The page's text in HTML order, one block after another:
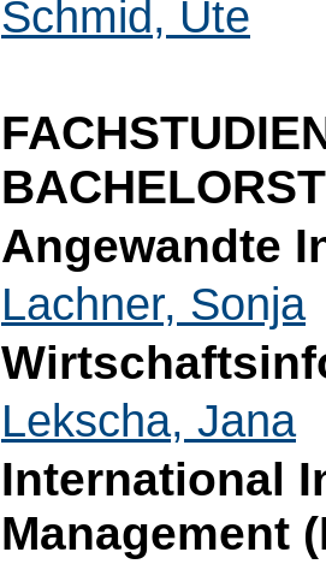
Schmid, Ute
Angewandte
Lachner, Sonja
Lekscha, Jana
International
Management